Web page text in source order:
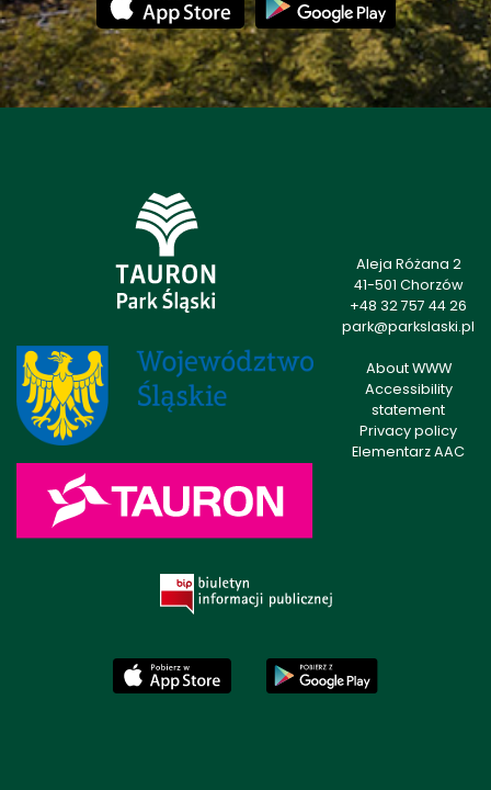
Aleja Różana 2
41-501 Chorzów
+48 32 757 44 26
park@parkslaski.pl
About WWW
Accessibility
statement
Privacy policy
Elementarz AAC